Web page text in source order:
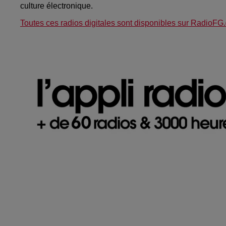
culture électronique.
Toutes ces radios digitales sont disponibles sur